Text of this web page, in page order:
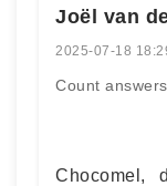
Joël van
2025-07-18
Count
Chocomel,